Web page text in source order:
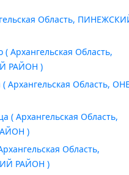
Область,
Архангельская Область,
РАЙОН )
( Архангельская Область,
( Архангельская Область,
)
Область,
РАЙОН )